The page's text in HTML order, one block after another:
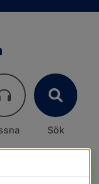
Sök